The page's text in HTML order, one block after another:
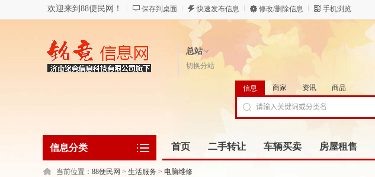
欢迎来到88便民网！ 保存到桌面 快速发布信息 修改/删除信息 手机浏览
总站
切换分站
信息 商家 资讯 商品
信息分类 首页 二手转让 车辆买卖 房屋租售
当前位置： 88便民网 > 生活服务 > 电脑维修